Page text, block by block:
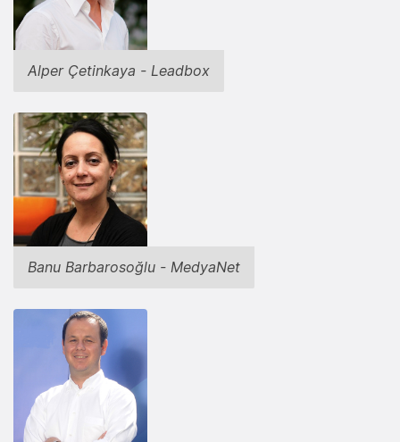
Alper Çetinkaya - Leadbox
Banu Barbarosoğlu - MedyaNet